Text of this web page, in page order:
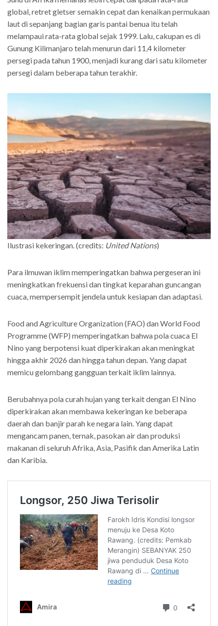
global, retret gletser semakin cepat dan kenaikan permukaan
laut di sepanjang bagian garis pantai benua itu telah
melampaui rata-rata global sejak 1999. Lalu, cakupan es di
Gunung Kilimanjaro telah menurun dari 11,4 kilometer
persegi pada tahun 1900, menjadi kurang dari satu kilometer
persegi dalam beberapa tahun terakhir.
Ilustrasi kekeringan. (credits: United Nations)
Para ilmuwan iklim memperingatkan bahwa pergeseran ini
meningkatkan frekuensi dan tingkat keparahan guncangan
cuaca, mempersempit jendela untuk kesiapan dan adaptasi.
Food and Agriculture Organization (FAO) dan World Food
Programme (WFP) memperingatkan bahwa pola cuaca El
Nino yang berpotensi kuat diperkirakan akan meningkat
hingga akhir 2026 dan hingga tahun depan. Yang dapat
memicu gelombang gangguan terkait iklim lainnya.
Berubahnya pola curah hujan yang terkait dengan El Nino
diperkirakan akan membawa kekeringan ke beberapa
daerah dan banjir parah ke negara lain. Yang dapat
mengancam panen, ternak, pasokan air dan produksi
makanan di seluruh Afrika, Asia, Pasifik dan Amerika Latin
dan Karibia.